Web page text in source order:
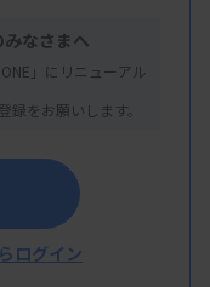
信表明
日、理事会に先
なさまへ
」にリニューアル
をお願いします。
ログイン